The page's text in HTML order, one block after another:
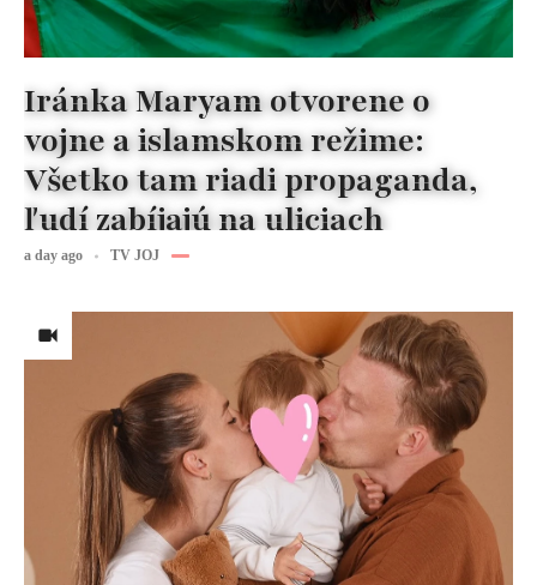
Iránka Maryam otvorene o
vojne a islamskom režime:
Všetko tam riadi propaganda,
ľudí zabíjajú na uliciach
a day ago TV JOJ